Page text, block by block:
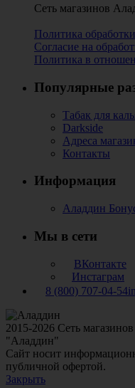
Сеть магазинов
Политика
Согласие на
Политика в
Популярные
Табак для
Darkside
Адреса
Контакты
Информация
Аладдин
Мы в сети
ВКонтакте
Инстаграм
8 (800) 707-04-54
2015-2026 Сеть
"Аладдин"
Сайт носит
публичной офертой.
Закрыть